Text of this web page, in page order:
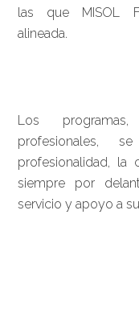
las que MISOL
alineada.
Los
profesionales,
profesionalidad, la
siempre por
servicio y apoyo a